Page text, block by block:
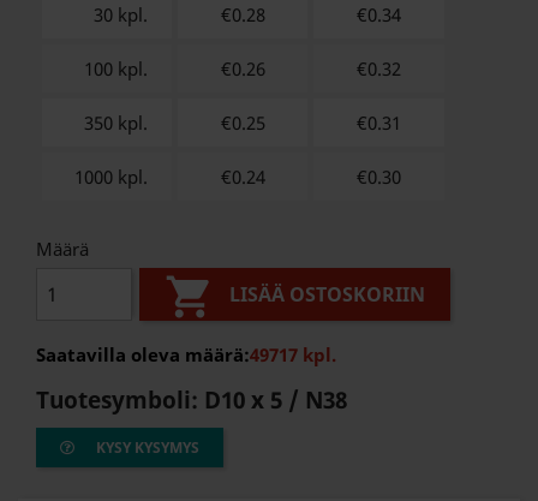
30 kpl. €0.28 €0.34
100 kpl. €0.26 €0.32
350 kpl. €0.25 €0.31
1000 kpl. €0.24 €0.30
Määrä
 LISÄÄ OSTOSKORIIN
Saatavilla oleva määrä:49717 kpl.
Tuotesymboli: D10 x 5 / N38
KYSY KYSYMYS